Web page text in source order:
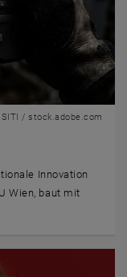
/ stock.adobe.com
Innovation
Wien, baut mit